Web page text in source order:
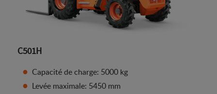
C501H
Capacité de charge: 5000 kg
Levée maximale: 5450 mm